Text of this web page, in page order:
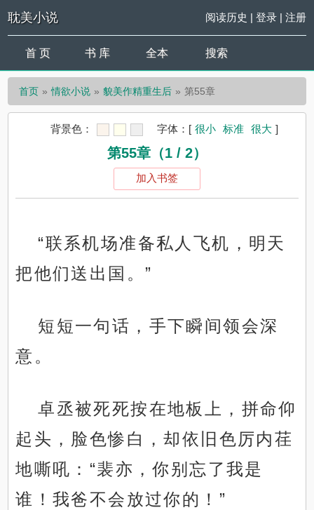
耽美小说 阅读历史 | 登录| 注册
首 页 书 库 全本 搜索
首页 情欲小说 貌美作精重生后 第55章
背景色： 字体： [ 很小 标准 很大 ]
第55章（1 / 2）
加入书签
“联系机场准备私人飞机，明天
把他们送出国。”
短短一句话，手下瞬间领会深
意。
卓丞被死死按在地板上，拼命仰
起头，脸色惨白，却依旧色厉内荏
地嘶吼：“裴亦，你别忘了我是
谁！我爸不会放过你的！”